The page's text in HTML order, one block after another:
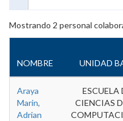
Mostrando 2 personal
NOMBRE UNIDAD
Araya
Marin,
Adrian
ESCUELA
CIENCIAS